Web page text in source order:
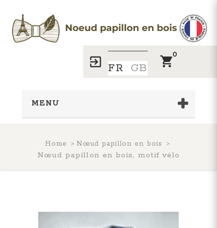
FR GB
0
MENU
Home Nœud papillon en bois
Nœud papillon en bois, motif vélo